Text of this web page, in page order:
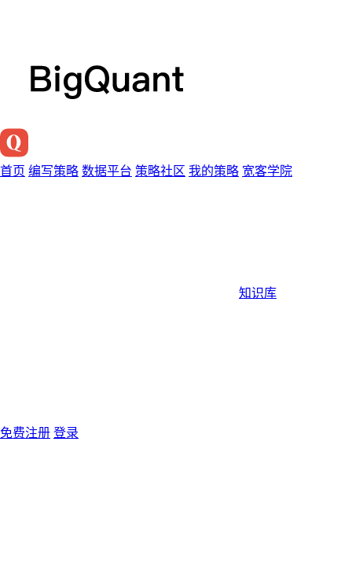
首页 编写策略 数据平台 策略社区 我的策略 宽客学院
知识库
免费注册 登录